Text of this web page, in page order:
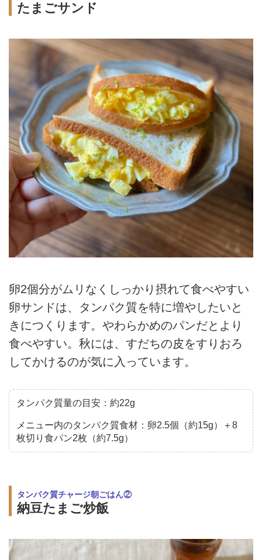
たまごサンド
卵2個分がムリなくしっかり摂れて食べやすい
卵サンドは、タンパク質を特に増やしたいと
きにつくります。やわらかめのパンだとより
食べやすい。秋には、すだちの皮をすりおろ
してかけるのが気に入っています。
タンパク質量の目安：約22g
メニュー内のタンパク質食材：卵2.5個（約15g）＋8
枚切り食パン2枚（約7.5g）
タンパク質チャージ朝ごはん②
納豆たまご炒飯